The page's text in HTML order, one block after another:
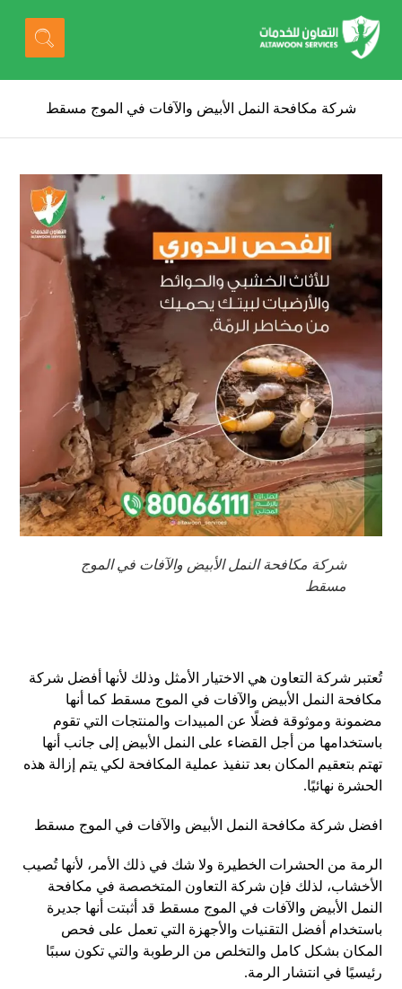
شركة مكافحة النمل الأبيض والآفات في الموج مسقط
شركة مكافحة النمل الأبيض والآفات في الموج
مسقط
تُعتبر شركة التعاون هي الاختيار الأمثل وذلك لأنها أفضل شركة
مكافحة النمل الأبيض والآفات في الموج مسقط كما أنها
مضمونة وموثوقة فضلًا عن المبيدات والمنتجات التي تقوم
باستخدامها من أجل القضاء على النمل الأبيض إلى جانب أنها
تهتم بتعقيم المكان بعد تنفيذ عملية المكافحة لكي يتم إزالة هذه
الحشرة نهائيًا.
افضل شركة مكافحة النمل الأبيض والآفات في الموج مسقط
الرمة من الحشرات الخطيرة ولا شك في ذلك الأمر، لأنها تُصيب
الأخشاب، لذلك فإن شركة التعاون المتخصصة في مكافحة
النمل الأبيض والآفات في الموج مسقط قد أثبتت أنها جديرة
باستخدام أفضل التقنيات والأجهزة التي تعمل على فحص
المكان بشكل كامل والتخلص من الرطوبة والتي تكون سببًا
رئيسيًا في انتشار الرمة.